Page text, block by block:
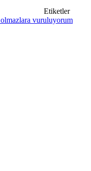
Etiketler
olmazlara vuruluyorum